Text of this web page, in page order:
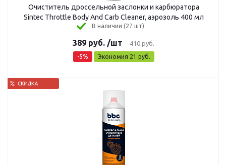
Очиститель дроссельной заслонки и карбюратора
Sintec Throttle Body And Carb Cleaner, аэрозоль 400 мл
В наличии (27 шт)
389 руб. /шт 410руб.
-5% Экономия 21 руб.